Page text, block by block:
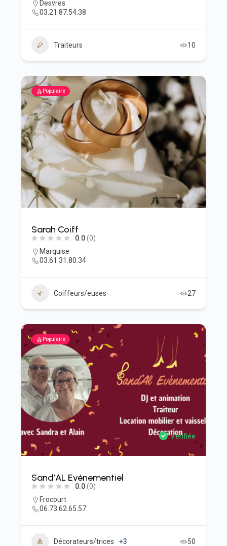
Desvres
03.21.87.54.38
Traiteurs 10
Populaire
Sarah Coiff
0.0(0)
Marquise
03.61.31.80.34
Coiffeurs/euses 27
Populaire
Vérifiée
Sand’AL Evénementiel
0.0(0)
Frocourt
06.73.62.65.57
Décorateurs/trices +3 50